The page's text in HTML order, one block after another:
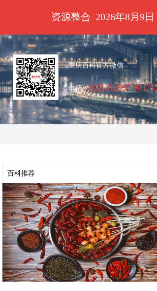
资源整合 2026年8月9日
重庆百科官方微信
电话：023-62897001/
百科推荐